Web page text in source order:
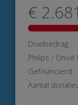
€ 2.681
Doelbedrag
Philips /
Gefinancierd
Aantal